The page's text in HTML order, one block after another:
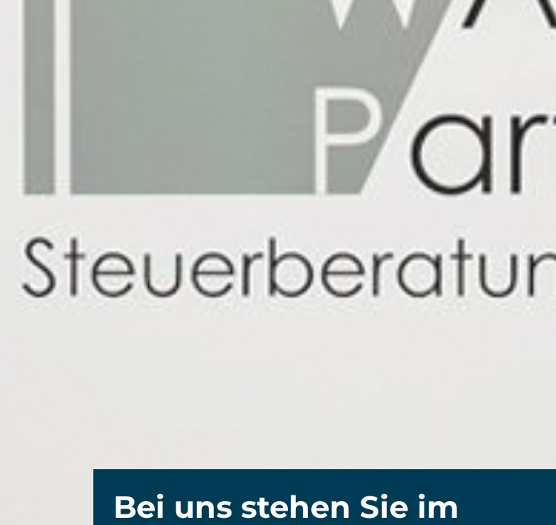
Bei uns stehen Sie im